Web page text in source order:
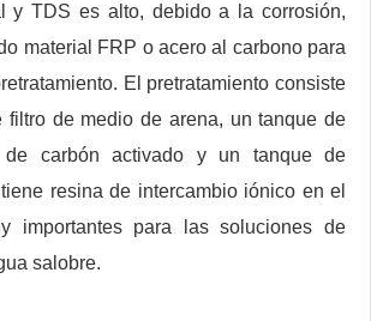
y TDS es alto, debido a la corrosión,
material FRP o acero al carbono para
El pretratamiento consiste
filtro de medio de arena, un tanque de
carbón activado y un tanque de
resina de intercambio iónico en el
importantes para las soluciones de
salobre.